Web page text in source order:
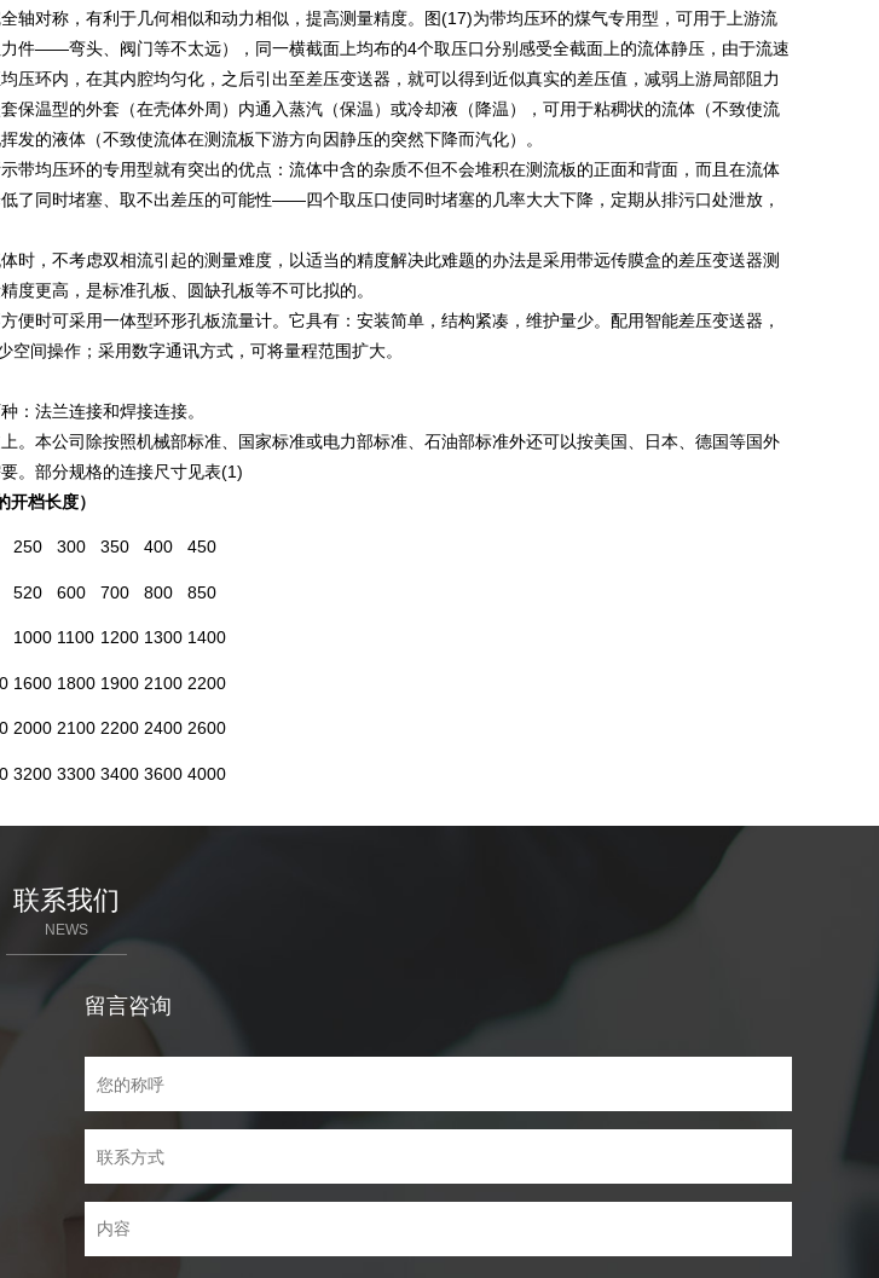
轴对称，有利于几何相似和动力相似，提高测量精度。图(17)为带均压环的煤气专用型，可用于上游流
件――弯头、阀门等不太远），同一横截面上均布的4个取压口分别感受全截面上的流体静压，由于流速
压环内，在其内腔均匀化，之后引出至差压变送器，就可以得到近似真实的差压值，减弱上游局部阻力
保温型的外套（在壳体外周）内通入蒸汽（保温）或冷却液（降温），可用于粘稠状的流体（不致使流
发的液体（不致使流体在测流板下游方向因静压的突然下降而汽化）。
带均压环的专用型就有突出的优点：流体中含的杂质不但不会堆积在测流板的正面和背面，而且在流体
了同时堵塞、取不出差压的可能性――四个取压口使同时堵塞的几率大大下降，定期从排污口处泄放，
时，不考虑双相流引起的测量难度，以适当的精度解决此难题的办法是采用带远传膜盒的差压变送器测
度更高，是标准孔板、圆缺孔板等不可比拟的。
便时可采用一体型环形孔板流量计。它具有：安装简单，结构紧凑，维护量少。配用智能差压变送器，
空间操作；采用数字通讯方式，可将量程范围扩大。
：法兰连接和焊接连接。
。本公司除按照机械部标准、国家标准或电力部标准、石油部标准外还可以按美国、日本、德国等国外
。部分规格的连接尺寸见表(1)
档长度）
250 300 350 400 450
520 600 700 800
850
1000 1100 1200 1300 1400
1600 1800 1900 2100 2200
2000 2100 2200 2400 2600
3200 3300 3400 3600 4000
联系我们
NEWS
留言咨询